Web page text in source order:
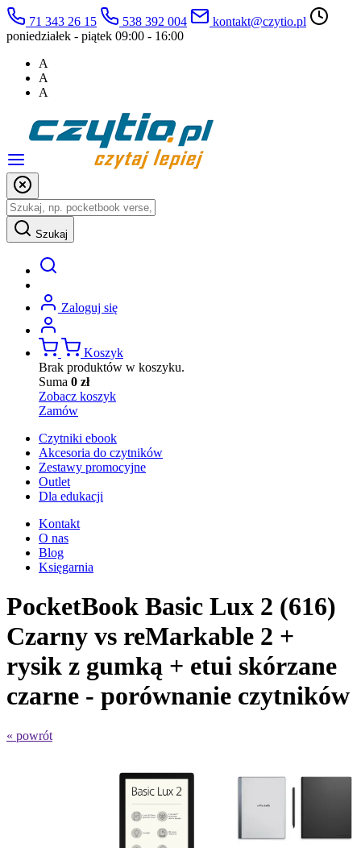
71 343 26 15 538 392 004
kontakt@czytio.pl
poniedziałek - piątek 09:00 - 16:00
A
A
A
Szukaj
Zaloguj się
Koszyk
Brak produktów w koszyku.
Suma 0 zł
Zobacz koszyk
Zamów
Czytniki ebook
Akcesoria do czytników
Zestawy promocyjne
Outlet
Dla edukacji
Kontakt
O nas
Blog
Księgarnia
PocketBook Basic Lux 2 (616)
Czarny vs reMarkable 2 +
rysik z gumką + etui skórzane
czarne - porównanie czytników
« powrót